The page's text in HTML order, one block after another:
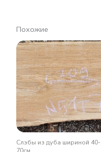
Похожие
Слэбы из дуба шириной 40-
70см